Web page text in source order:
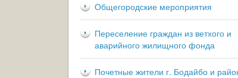
Общегородские мероприятия
Переселение граждан из ветхого и
аварийного жилищного фонда
Почетные жители г. Бодайбо и